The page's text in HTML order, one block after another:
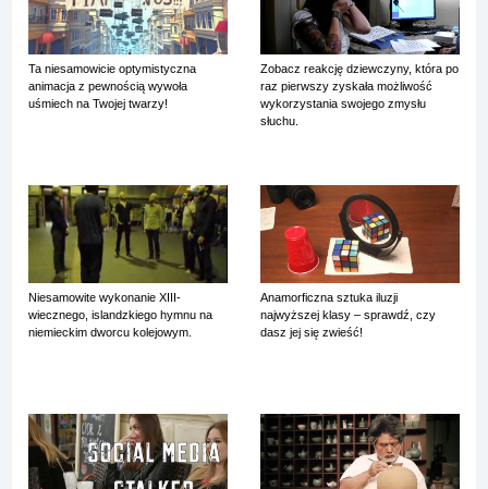
Ta niesamowicie optymistyczna
animacja z pewnością wywoła
uśmiech na Twojej twarzy!
Zobacz reakcję dziewczyny, która po
raz pierwszy zyskała możliwość
wykorzystania swojego zmysłu
słuchu.
Niesamowite wykonanie XIII-
wiecznego, islandzkiego hymnu na
niemieckim dworcu kolejowym.
Anamorficzna sztuka iluzji
najwyższej klasy – sprawdź, czy
dasz jej się zwieść!